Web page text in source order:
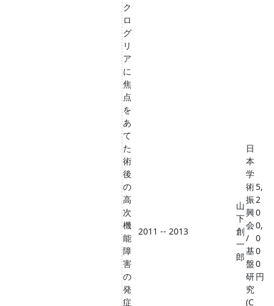
ク
ロ
グ
リ
ア
に
焦
点
を
あ
て
た
術
後
の
高
次
機
能
障
害
の
発
症
2011 -- 2013
山
下
創
一
郎
日
本
学
術
振
興
会
/
基
盤
研
究
(C
5,
2
0
0,
0
0
0
円